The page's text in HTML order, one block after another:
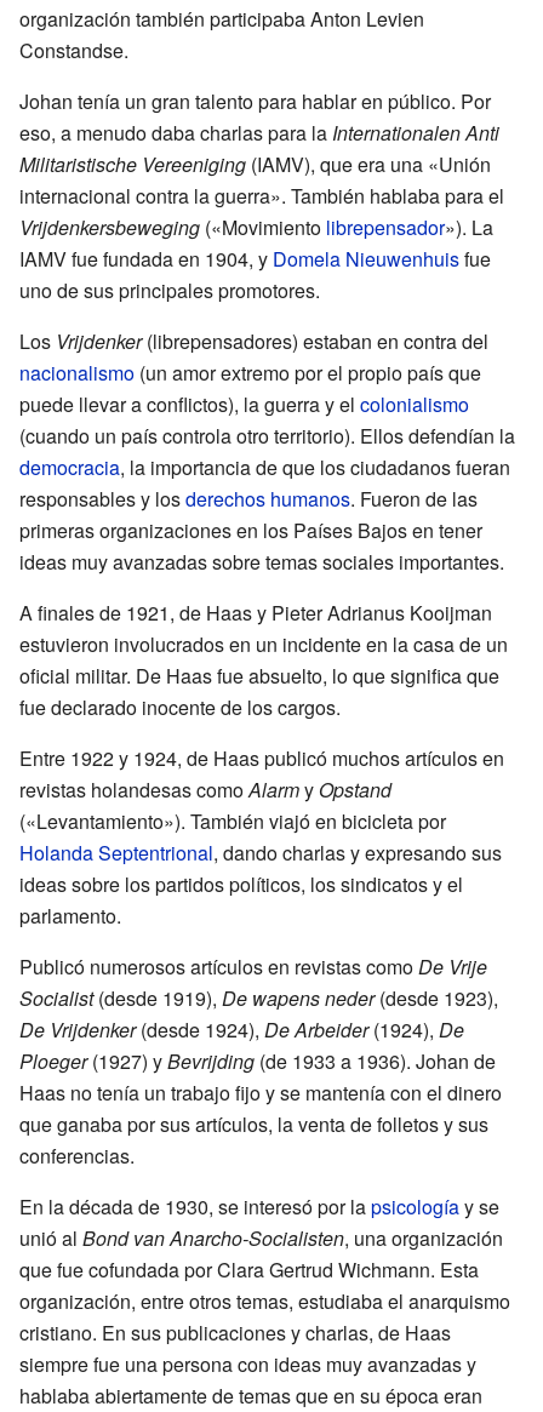
organización también participaba Anton Levien
Constandse.
Johan tenía un gran talento para hablar en público. Por
eso, a menudo daba charlas para la Internationalen Anti
Militaristische Vereeniging (IAMV), que era una «Unión
internacional contra la guerra». También hablaba para el
Vrijdenkersbeweging («Movimiento librepensador»). La
IAMV fue fundada en 1904, y Domela Nieuwenhuisfue
uno de sus principales promotores.
Los Vrijdenker(librepensadores) estaban en contra del
nacionalismo (un amor extremo por el propio país que
puede llevar a conflictos), la guerra y el colonialismo
(cuando un país controla otro territorio). Ellos defendían la
democracia, la importancia de que los ciudadanos fueran
responsables y losderechos humanos. Fueron de las
primeras organizaciones en los Países Bajos en tener
ideas muy avanzadas sobre temas sociales importantes.
A finales de 1921, de Haas y Pieter Adrianus Kooijman
estuvieron involucrados en un incidente en la casa de un
oficial militar. De Haas fue absuelto, lo que significa que
fue declarado inocente de los cargos.
Entre 1922 y 1924, de Haas publicó muchos artículos en
revistas holandesas comoAlarmy Opstand
(«Levantamiento»). También viajó en bicicleta por
Holanda Septentrional, dando charlas y expresando sus
ideas sobre los partidos políticos, los sindicatos y el
parlamento.
Publicó numerosos artículos en revistas comoDe Vrije
Socialist(desde 1919), De wapens neder(desde 1923),
De Vrijdenker(desde 1924), De Arbeider(1924), De
Ploeger(1927) yBevrijding (de 1933 a 1936). Johan de
Haas no tenía un trabajo fijo y se mantenía con el dinero
que ganaba por sus artículos, la venta de folletos y sus
conferencias.
En la década de 1930, se interesó por lapsicologíay se
unió al Bond van Anarcho-Socialisten, una organización
que fue cofundada por Clara Gertrud Wichmann. Esta
organización, entre otros temas, estudiaba el anarquismo
cristiano. En sus publicaciones y charlas, de Haas
siempre fue una persona con ideas muy avanzadas y
hablaba abiertamente de temas que en su época eran